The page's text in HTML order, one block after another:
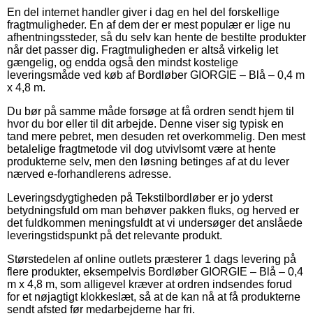
En del internet handler giver i dag en hel del forskellige
fragtmuligheder. En af dem der er mest populær er lige nu
afhentningssteder, så du selv kan hente de bestilte produkter
når det passer dig. Fragtmuligheden er altså virkelig let
gængelig, og endda også den mindst kostelige
leveringsmåde ved køb af Bordløber GIORGIE – Blå – 0,4 m
x 4,8 m.
Du bør på samme måde forsøge at få ordren sendt hjem til
hvor du bor eller til dit arbejde. Denne viser sig typisk en
tand mere pebret, men desuden ret overkommelig. Den mest
betalelige fragtmetode vil dog utvivlsomt være at hente
produkterne selv, men den løsning betinges af at du lever
nærved e-forhandlerens adresse.
Leveringsdygtigheden på Tekstilbordløber er jo yderst
betydningsfuld om man behøver pakken fluks, og herved er
det fuldkommen meningsfuldt at vi undersøger det anslåede
leveringstidspunkt på det relevante produkt.
Størstedelen af online outlets præsterer 1 dags levering på
flere produkter, eksempelvis Bordløber GIORGIE – Blå – 0,4
m x 4,8 m, som alligevel kræver at ordren indsendes forud
for et nøjagtigt klokkeslæt, så at de kan nå at få produkterne
sendt afsted før medarbejderne har fri.